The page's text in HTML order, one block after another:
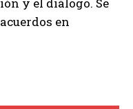
y el diálogo. Se
en